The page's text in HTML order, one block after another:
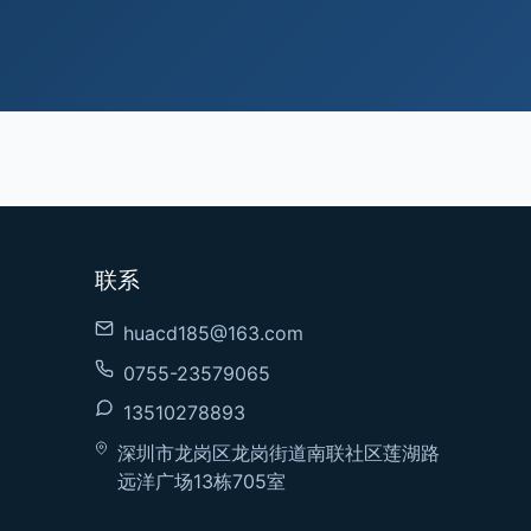
联系
huacd185@163.com
0755-23579065
13510278893
深圳市龙岗区龙岗街道南联社区莲湖路
远洋广场13栋705室